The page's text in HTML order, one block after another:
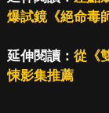
爆試鏡《絕命毒
延伸閱讀： 從《
悚影集推薦